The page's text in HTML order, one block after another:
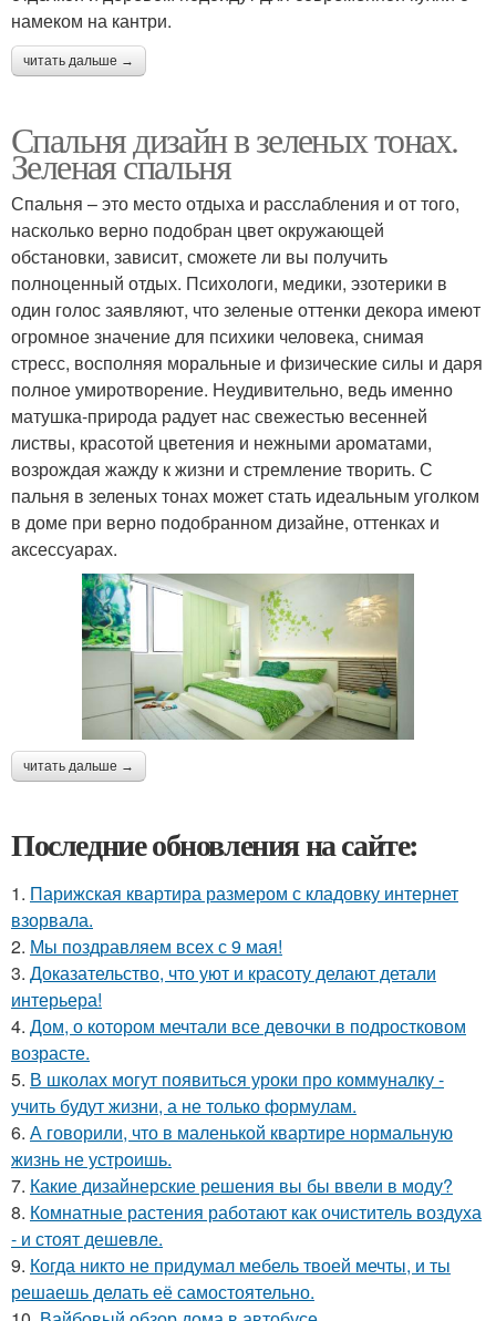
намеком на кантри.
читать дальше →
Спальня дизайн в зеленых тонах.
Зеленая спальня
Спальня – это место отдыха и расслабления и от того,
насколько верно подобран цвет окружающей
обстановки, зависит, сможете ли вы получить
полноценный отдых. Психологи, медики, эзотерики в
один голос заявляют, что зеленые оттенки декора имеют
огромное значение для психики человека, снимая
стресс, восполняя моральные и физические силы и даря
полное умиротворение. Неудивительно, ведь именно
матушка-природа радует нас свежестью весенней
листвы, красотой цветения и нежными ароматами,
возрождая жажду к жизни и стремление творить. С
пальня в зеленых тонах может стать идеальным уголком
в доме при верно подобранном дизайне, оттенках и
аксессуарах.
читать дальше →
Последние обновления на сайте:
1. Парижская квартира размером с кладовку интернет
взорвала.
2. Мы поздравляем всех с 9 мая!
3. Доказательство, что уют и красоту делают детали
интерьера!
4. Дом, о котором мечтали все девочки в подростковом
возрасте.
5. В школах могут появиться уроки про коммуналку -
учить будут жизни, а не только формулам.
6. А говорили, что в маленькой квартире нормальную
жизнь не устроишь.
7. Какие дизайнерские решения вы бы ввели в моду?
8. Комнатные растения работают как очиститель воздуха
- и стоят дешевле.
9. Когда никто не придумал мебель твоей мечты, и ты
решаешь делать её самостоятельно.